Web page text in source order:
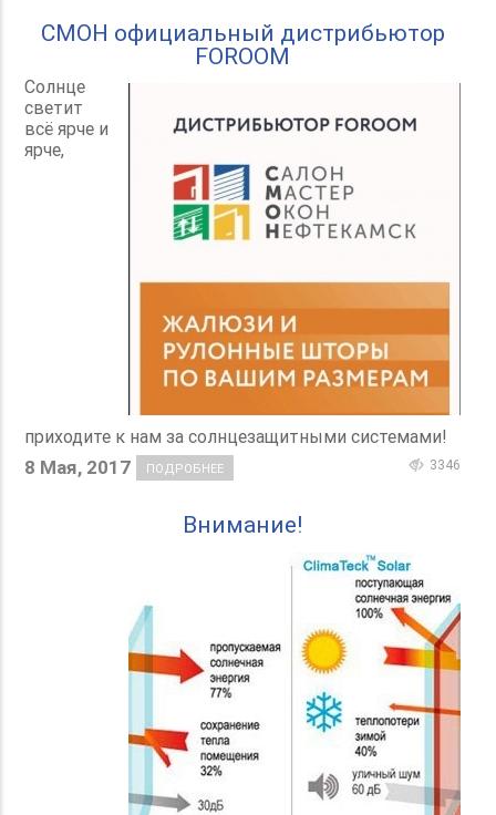
СМОН официальный дистрибьютор
FOROOM
Солнце
светит
всё ярче и
ярче,
приходите к нам за солнцезащитными системами!
8 Мая, 2017 ПОДРОБНЕЕ 3346
Внимание!